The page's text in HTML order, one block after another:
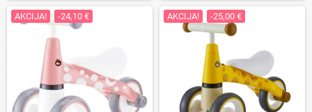
AKCIJA! -24,10 € AKCIJA! -25,00 €